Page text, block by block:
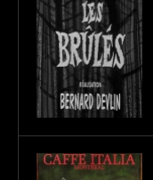
Documentaires
Érotiques
Famille
Fiction
Indépendants